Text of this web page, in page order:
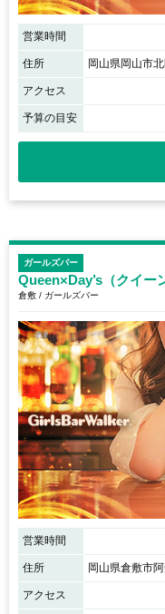
営業時間
住所 岡山県岡山市
アクセス
予算の目安
ガールズバー
Queen×Day’s（クイー
倉敷 / ガールズバー
営業時間
住所 岡山県倉敷市
アクセス